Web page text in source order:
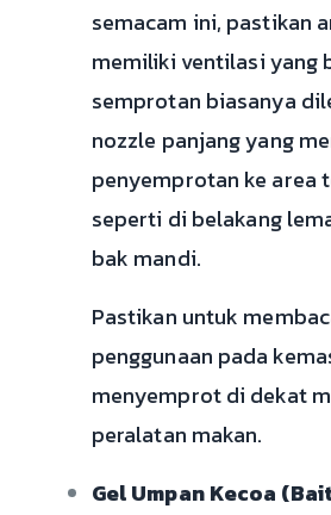
semacam ini, pastikan
memiliki ventilasi yang
semprotan biasanya
nozzle panjang yang
penyemprotan ke area
seperti di belakang
bak mandi.
Pastikan untuk
penggunaan pada
menyemprot di dekat
peralatan makan.
Gel Umpan Kecoa